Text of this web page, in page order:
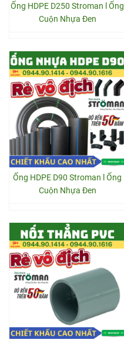
Ống HDPE D250 Stroman l Ống
Cuộn Nhựa Đen
Ống HDPE D90 Stroman l Ống
Cuộn Nhựa Đen